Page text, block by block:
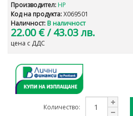
Производител: HP
Код на продукта:X069501
Наличност: В наличност
22.00 €/ 43.03 лв.
цена с ДДС
Количество: